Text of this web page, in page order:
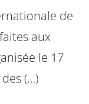
de
aux
le 17
(…)